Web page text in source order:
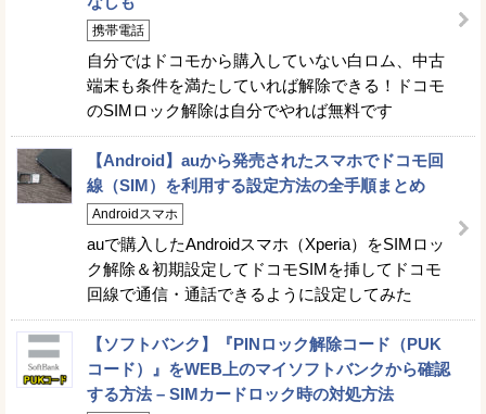
携帯電話
自分ではドコモから購入していない白ロム、中古
端末も条件を満たしていれば解除できる！ドコモ
のSIMロック解除は自分でやれば無料です
【Android】auから発売されたスマホでドコモ回
線（SIM）を利用する設定方法の全手順まとめ
Androidスマホ
auで購入したAndroidスマホ（Xperia）をSIMロッ
ク解除＆初期設定してドコモSIMを挿してドコモ
回線で通信・通話できるように設定してみた
【ソフトバンク】『PINロック解除コード（PUK
コード）』をWEB上のマイソフトバンクから確認
する方法 – SIMカードロック時の対処方法